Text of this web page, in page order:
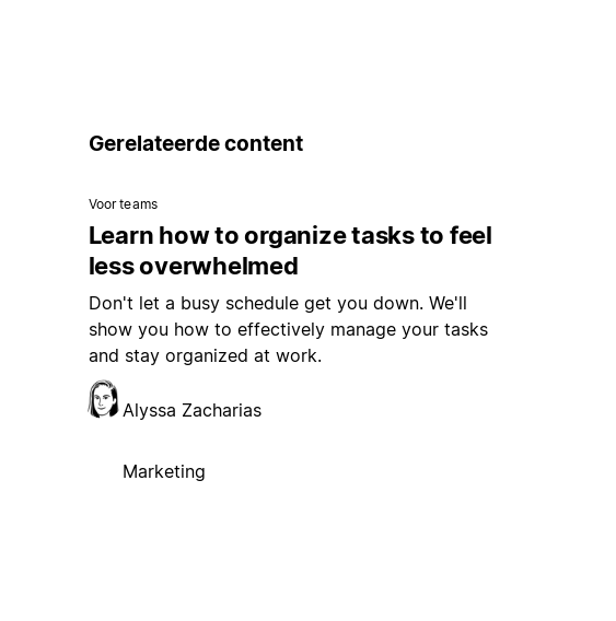
Gerelateerde content
Voor teams
Learn how to organize tasks to feel
less overwhelmed
Don't let a busy schedule get you down. We'll
show you how to effectively manage your tasks
and stay organized at work.
Alyssa Zacharias
Marketing